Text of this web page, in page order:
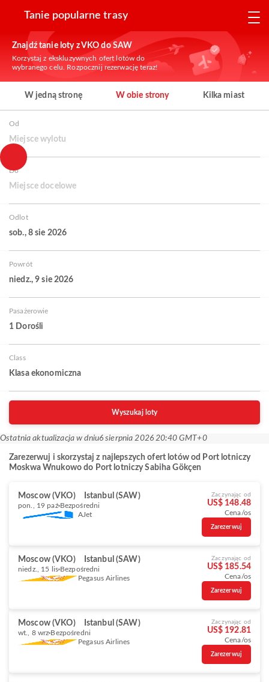
Tanie popularne trasy
Znajdź tanie loty z VKO do SAW
Korzystaj z ekskluzywnych ofert lotów do
wybranego celu. Rozpocznij rezerwację teraz!
W jedną stronę W obie strony Kilka miast
Od
Miejsce wylotu
Do
Miejsce docelowe
Odlot
sob., 8 sie 2026
Powrót
niedz., 9 sie 2026
Pasażerowie
1 Dorośli
Class
Klasa ekonomiczna
Wyszukaj loty
Ostatnia aktualizacja w dniu6 sierpnia 2026 20:40 GMT+0
Zarezerwuj i skorzystaj z najlepszych ofert lotów od Port lotniczy
Moskwa Wnukowo do Port lotniczy Sabiha Gökçen
Moscow (VKO) Istanbul (SAW)
pon., 19 paź Bezpośredni
AJet
Zaczynając od
US$ 148.48
Cena/os
Zarezerwuj
Moscow (VKO) Istanbul (SAW)
niedz., 15 lis Bezpośredni
Pegasus Airlines
Zaczynając od
US$ 185.54
Cena/os
Zarezerwuj
Moscow (VKO) Istanbul (SAW)
wt., 8 wrz Bezpośredni
Pegasus Airlines
Zaczynając od
US$ 192.81
Cena/os
Zarezerwuj